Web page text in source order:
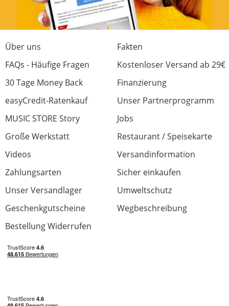
Über uns
Fakten
FAQs - Häufige Fragen
Kostenloser Versand ab 29€
30 Tage Money Back
Finanzierung
easyCredit-Ratenkauf
Unser Partnerprogramm
MUSIC STORE Story
Jobs
Große Werkstatt
Restaurant / Speisekarte
Videos
Versandinformation
Zahlungsarten
Sicher einkaufen
Unser Versandlager
Umweltschutz
Geschenkgutscheine
Wegbeschreibung
Bestellung Widerrufen